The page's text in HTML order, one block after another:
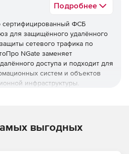
Подробнее
сертифицированный ФСБ
для защищённого удалённого
сетевого трафика по
NGate заменяет
доступа и подходит для
систем и объектов
инфраструктуры.
корпоративную сеть по
с классами защиты КС1, КС2
выгодных